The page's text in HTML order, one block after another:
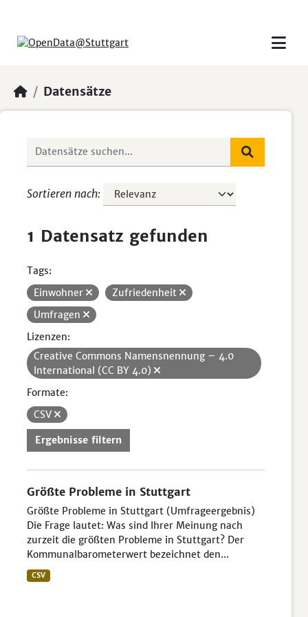
Datensätze
Sortieren nach
1 Datensatz gefunden
Tags:
Einwohner
Zufriedenheit
Umfragen
Lizenzen:
Creative Commons Namensnennung – 4.0
International (CC BY 4.0)
Formate:
CSV
Ergebnisse filtern
Größte Probleme in Stuttgart
Größte Probleme in Stuttgart (Umfrageergebnis)
Die Frage lautet: Was sind Ihrer Meinung nach
zurzeit die größten Probleme in Stuttgart? Der
Kommunalbarometerwert bezeichnet den...
CSV